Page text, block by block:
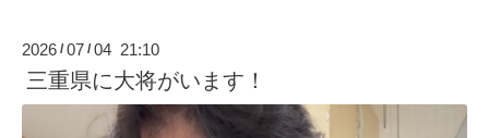
2026 /07 /04 21:10
三重県に大将がいます！